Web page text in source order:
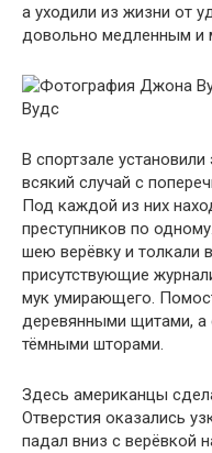
а уходили из жизни от
довольно медленным и
Вудс
В спортзале
всякий случай с
Под каждой из них
преступников по
шею верёвку и толкали
присутствующие
мук умирающего.
деревянными щитами, а
тёмными шторами.
Здесь американцы
Отверстия оказались
падал вниз с верёвкой